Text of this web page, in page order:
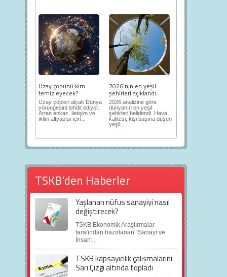
Uzay çöpünü kim
temizleyecek?
Uzay çöpleri alçak Dünya
yörüngesini tehdit ediyor.
Artan enkaz, iletişim ve
iklim altyapısı için...
2026’nın en yeşil
şehirleri açıklandı
2026 analizine göre
dünyanın en yeşil
şehirleri belirlendi. Hava
kalitesi, kişi başına düşen
yeşil...
TSKB'den Haberler
Yaşlanan nüfus sanayiyi nasıl
değiştirecek?
TSKB Ekonomik Araştırmalar
tarafından hazırlanan “Sanayi ve
İnsan:...
TSKB kapsayıcılık çalışmalarını
Sarı Çizgi altında topladı